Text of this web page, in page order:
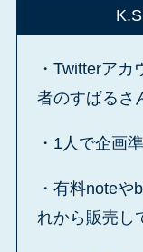
・Twitterア
者のすばるさ
・1人で企画
・有料noteや
れから販売し